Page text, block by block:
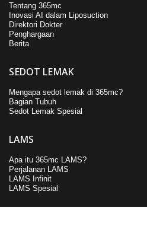
Tentang 365mc
Inovasi AI dalam Liposuction
Direktori Dokter
Penghargaan
Berita
SEDOT LEMAK
Mengapa sedot lemak di 365mc?
Bagian Tubuh
Sedot Lemak Spesial
LAMS
Apa itu 365mc LAMS?
Perjalanan LAMS
LAMS Infinit
LAMS Spesial